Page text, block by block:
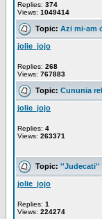
Replies: 374
Views: 1049414
Topic: Azi mi-am
jolie_jojo
Replies: 268
Views: 767883
Topic: Cununia
jolie_jojo
Replies: 4
Views: 263371
Topic: ''Judecati''
jolie_jojo
Replies: 1
Views: 224274